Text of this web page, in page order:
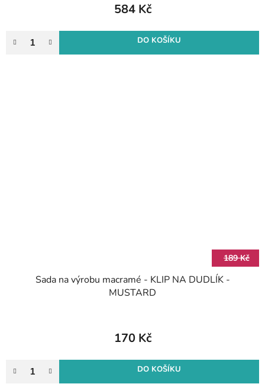
584 Kč
DO KOŠÍKU
189 Kč
Sada na výrobu macramé - KLIP NA DUDLÍK -
MUSTARD
170 Kč
DO KOŠÍKU